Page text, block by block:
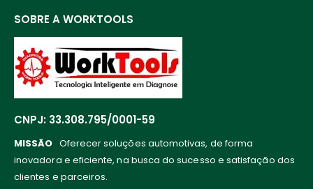
SOBRE A WORKTOOLS
CNPJ: 33.308.795/0001-59
MISSÃO Oferecer soluções automotivas, de forma
inovadora e eficiente, na busca do sucesso e satisfação dos
clientes e parceiros.